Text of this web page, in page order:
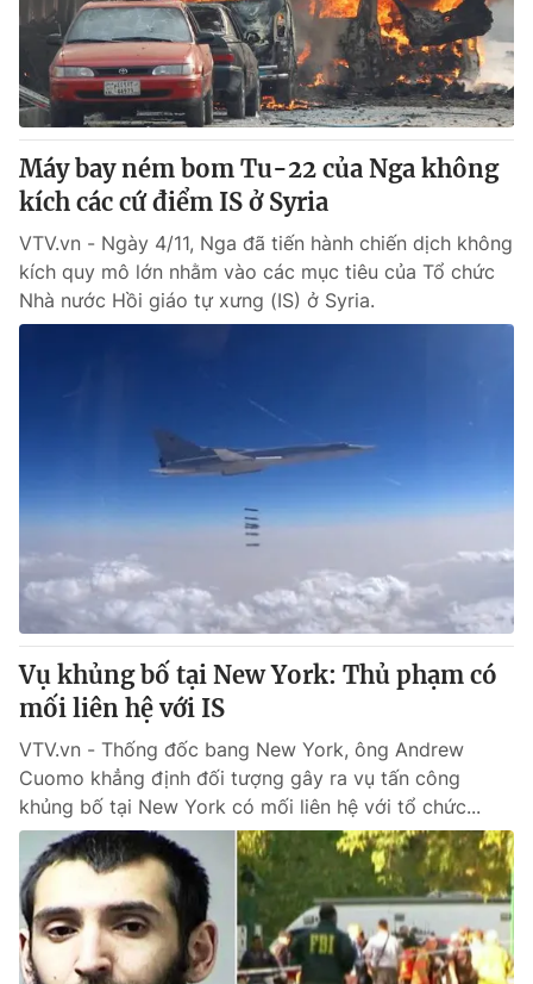
Máy bay ném bom Tu-22 của Nga không
kích các cứ điểm IS ở Syria
VTV.vn - Ngày 4/11, Nga đã tiến hành chiến dịch không
kích quy mô lớn nhằm vào các mục tiêu của Tổ chức
Nhà nước Hồi giáo tự xưng (IS) ở Syria.
Vụ khủng bố tại New York: Thủ phạm có
mối liên hệ với IS
VTV.vn - Thống đốc bang New York, ông Andrew
Cuomo khẳng định đối tượng gây ra vụ tấn công
khủng bố tại New York có mối liên hệ với tổ chức...